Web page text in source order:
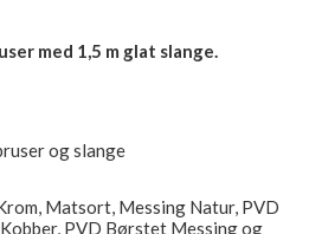
med 1,5 m glat slange.
og slange
Matsort, Messing Natur, PVD
PVD Børstet Messing og